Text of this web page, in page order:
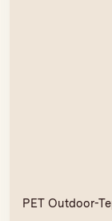
PET Outdoor-